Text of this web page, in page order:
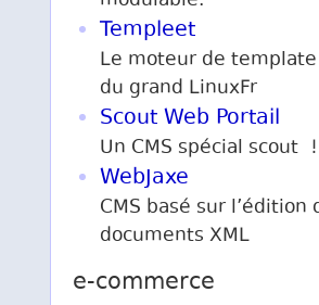
Templeet
Le moteur de template
du grand LinuxFr
Scout Web Portail
Un CMS spécial scout !
WebJaxe
CMS basé sur l’édition
documents XML
e-commerce